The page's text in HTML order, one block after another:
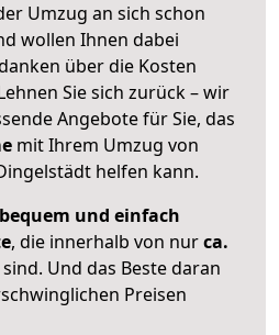
Umzug an sich schon
wollen Ihnen dabei
über die Kosten
Sie sich zurück – wir
Angebote für Sie, das
mit Ihrem Umzug von
helfen kann.
und einfach
, die innerhalb von nurca.
Und das Beste daran
Preisen